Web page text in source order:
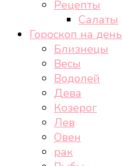
Рецепты
Салаты
Гороскоп на день
Близнецы
Весы
Водолей
Дева
Козерог
Лев
Овен
рак